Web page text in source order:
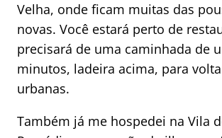
Velha, onde ficam muitas das
novas. Você estará perto de
precisará de uma caminhada de
minutos, ladeira acima, para
urbanas.
Também já me hospedei na Vila